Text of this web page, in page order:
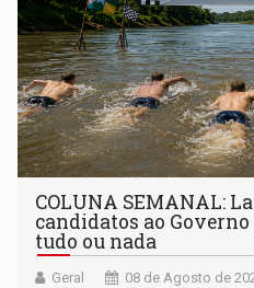
COLUNA SEMANAL:
candidatos ao
tudo ou nada
Geral 08 de Agosto de